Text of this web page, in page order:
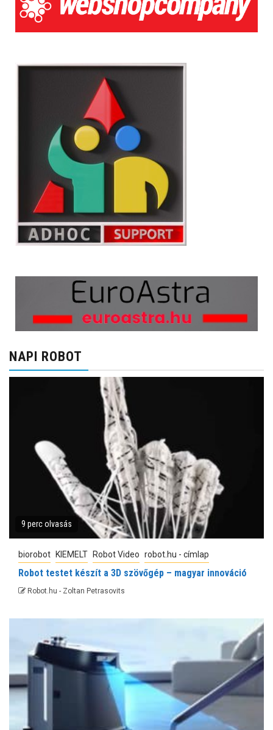
NAPI ROBOT
9 perc olvasás
biorobot KIEMELT Robot Video robot.hu - címlap
Robot testet készít a 3D szövőgép – magyar innováció
Robot.hu - Zoltan Petrasovits